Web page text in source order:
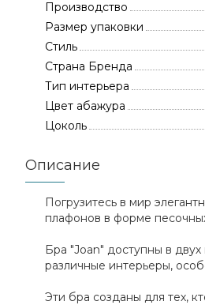
Производство
Размер упаковки
Стиль
Страна Бренда
Тип интерьера
Цвет абажура
Цоколь
Описание
Погрузитесь в мир
плафонов в форме
Бра "Joan" доступны в
различные интерьеры,
Эти бра созданы для тех,